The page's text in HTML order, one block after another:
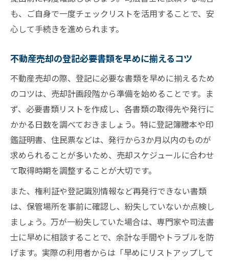
も、ご自身で一度チェックリストを活用することで、安
心して手続きを進められます。
不動産売却の登記必要書類を早めに揃えるコツ
不動産売却の際、登記に必要な書類を早めに揃えるため
のコツは、売却計画段階から準備を始めることです。ま
ず、必要書類リストを作成し、各書類の取得先や発行に
かかる日数を調べておきましょう。特に登記簿謄本や印
鑑証明書、住民票などは、発行から3か月以内のものが
求められることが多いため、売却スケジュールに合わせ
て取得時期を調整することが大切です。
また、権利証や登記識別情報など再発行できない書類
は、保管場所を事前に確認し、紛失していないか点検し
ましょう。万が一紛失していた場合は、専門家や司法書
士に早めに相談することで、余計な手間やトラブルを防
げます。実際の利用者からは「早めにリストアップして